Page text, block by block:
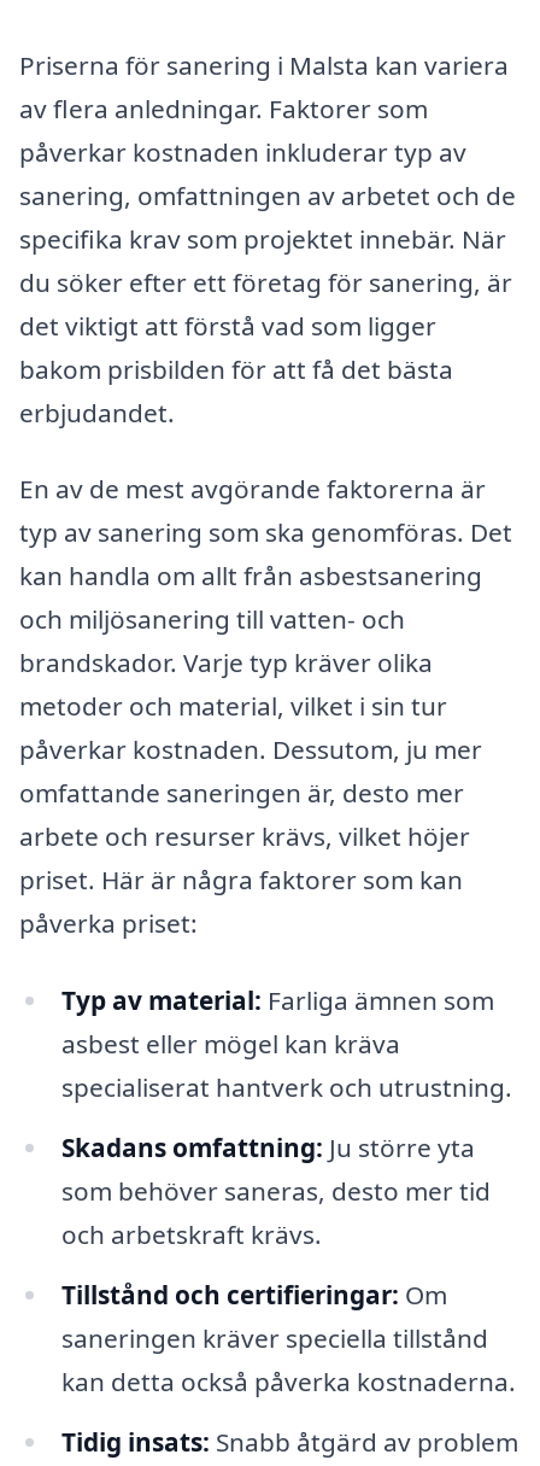
Priserna för sanering i Malsta kan variera
av flera anledningar. Faktorer som
påverkar kostnaden inkluderar typ av
sanering, omfattningen av arbetet och de
specifika krav som projektet innebär. När
du söker efter ett företag för sanering, är
det viktigt att förstå vad som ligger
bakom prisbilden för att få det bästa
erbjudandet.
En av de mest avgörande faktorerna är
typ av sanering som ska genomföras. Det
kan handla om allt från asbestsanering
och miljösanering till vatten- och
brandskador. Varje typ kräver olika
metoder och material, vilket i sin tur
påverkar kostnaden. Dessutom, ju mer
omfattande saneringen är, desto mer
arbete och resurser krävs, vilket höjer
priset. Här är några faktorer som kan
påverka priset:
Typ av material: Farliga ämnen som
asbest eller mögel kan kräva
specialiserat hantverk och utrustning.
Skadans omfattning: Ju större yta
som behöver saneras, desto mer tid
och arbetskraft krävs.
Tillstånd och certifieringar: Om
saneringen kräver speciella tillstånd
kan detta också påverka kostnaderna.
Tidig insats: Snabb åtgärd av problem